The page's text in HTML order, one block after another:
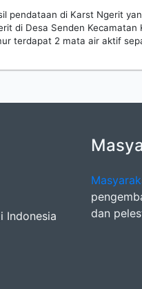
pendataan di Karst Ngerit
di Desa Senden
terdapat 2 mata air aktif
Indonesia
dan